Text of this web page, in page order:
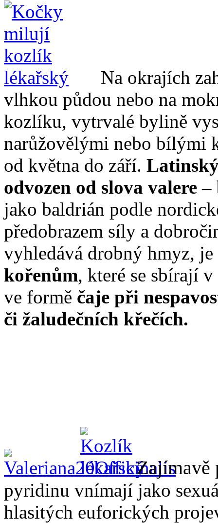
Na okrajích
vlhkou půdou nebo na
kozlíku, vytrvalé bylině
narůžovělými nebo bílými
od května do září.
odvozen od slova valere
jako baldrián podle
předobrazem síly a
vyhledává drobný hmyz, je
kořenům, které se sbírají
ve formě čaje při
či žaludečních křečích.
Zajímavě
pyridinu vnímají jako
hlasitých euforických